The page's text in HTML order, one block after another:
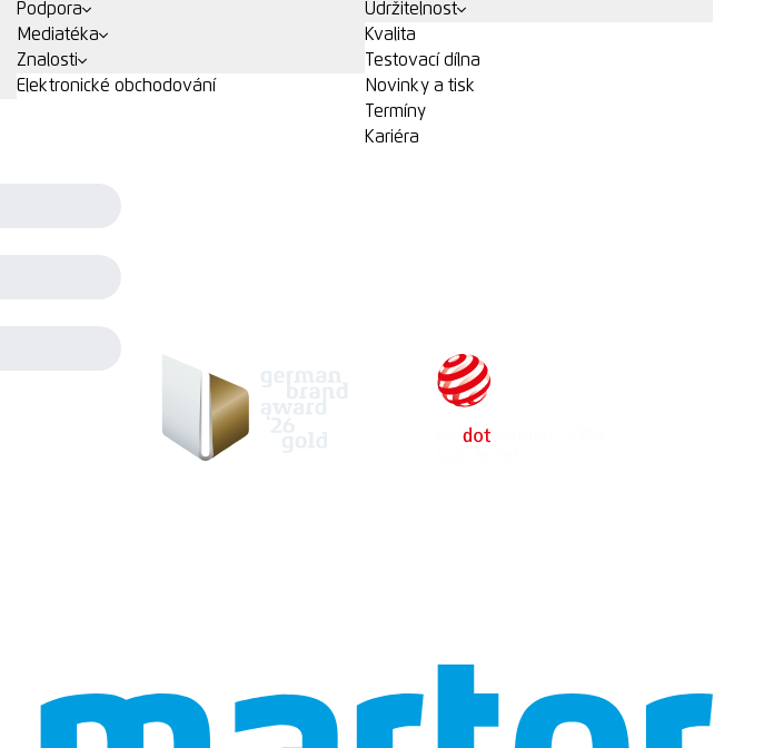
Podpora
Mediatéka
Znalosti
Elektronické obchodování
Udržitelnost
Kvalita
Testovací dílna
Novinky a tisk
Termíny
Kariéra